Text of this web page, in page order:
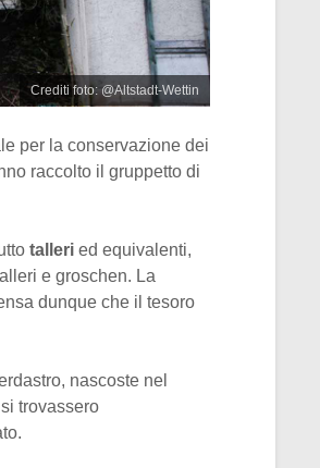
Crediti foto: @Altstadt-Wettin
per la conservazione dei
raccolto il gruppetto di
talleri ed equivalenti,
e groschen. La
dunque che il tesoro
nascoste nel
trovassero